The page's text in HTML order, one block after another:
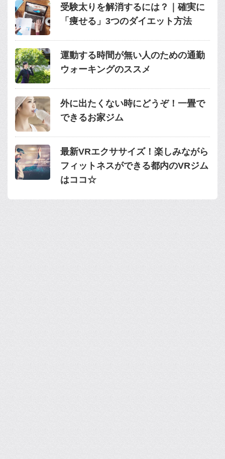
受験太りを解消するには？｜確実に
「痩せる」3つのダイエット方法
運動する時間が無い人のための通勤
ウォーキングのススメ
外に出たくない時にどうぞ！一畳で
できるお家ジム
最新VRエクササイズ！楽しみながら
フィットネスができる都内のVRジム
はココ☆